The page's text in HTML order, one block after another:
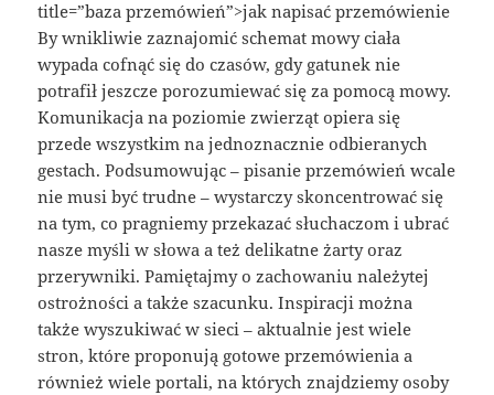
title=”baza przemówień”>jak napisać przemówienie
By wnikliwie zaznajomić schemat mowy ciała
wypada cofnąć się do czasów, gdy gatunek nie
potrafił jeszcze porozumiewać się za pomocą mowy.
Komunikacja na poziomie zwierząt opiera się
przede wszystkim na jednoznacznie odbieranych
gestach. Podsumowując – pisanie przemówień wcale
nie musi być trudne – wystarczy skoncentrować się
na tym, co pragniemy przekazać słuchaczom i ubrać
nasze myśli w słowa a też delikatne żarty oraz
przerywniki. Pamiętajmy o zachowaniu należytej
ostrożności a także szacunku. Inspiracji można
także wyszukiwać w sieci – aktualnie jest wiele
stron, które proponują gotowe przemówienia a
również wiele portali, na których znajdziemy osoby